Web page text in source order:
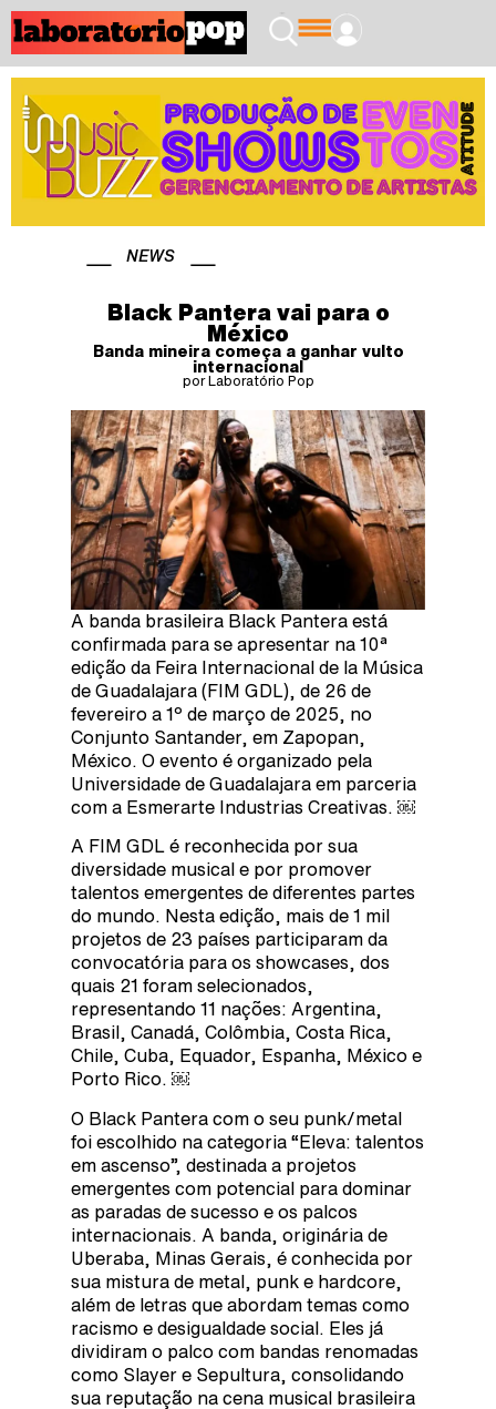
NEWS
Black Pantera vai para o
México
Banda mineira começa a ganhar vulto
internacional
por Laboratório Pop
A banda brasileira Black Pantera está
confirmada para se apresentar na 10ª
edição da Feira Internacional de la Música
de Guadalajara (FIM GDL), de 26 de
fevereiro a 1º de março de 2025, no
Conjunto Santander, em Zapopan,
México. O evento é organizado pela
Universidade de Guadalajara em parceria
com a Esmerarte Industrias Creativas. ￼
A FIM GDL é reconhecida por sua
diversidade musical e por promover
talentos emergentes de diferentes partes
do mundo. Nesta edição, mais de 1 mil
projetos de 23 países participaram da
convocatória para os showcases, dos
quais 21 foram selecionados,
representando 11 nações: Argentina,
Brasil, Canadá, Colômbia, Costa Rica,
Chile, Cuba, Equador, Espanha, México e
Porto Rico. ￼
O Black Pantera com o seu punk/metal
foi escolhido na categoria “Eleva: talentos
em ascenso”, destinada a projetos
emergentes com potencial para dominar
as paradas de sucesso e os palcos
internacionais. A banda, originária de
Uberaba, Minas Gerais, é conhecida por
sua mistura de metal, punk e hardcore,
além de letras que abordam temas como
racismo e desigualdade social. Eles já
dividiram o palco com bandas renomadas
como Slayer e Sepultura, consolidando
sua reputação na cena musical brasileira